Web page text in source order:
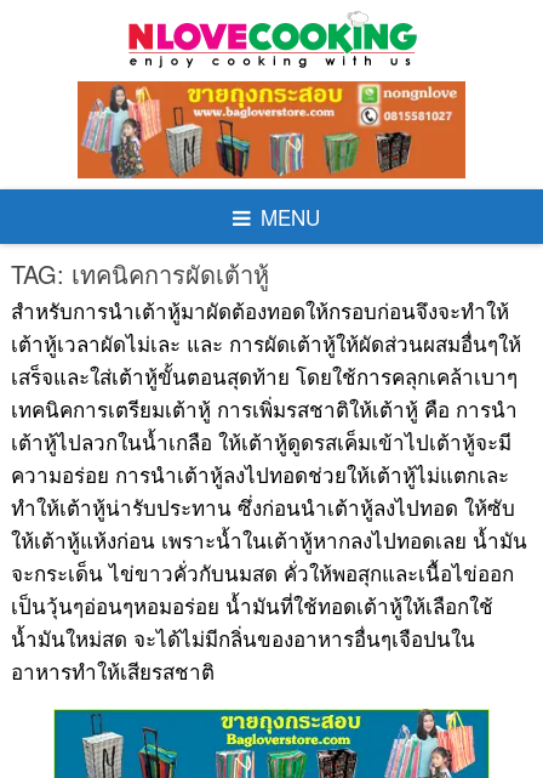
MENU
TAG: เทคนิคการผัดเต้าหู้
สำหรับการนำเต้าหู้มาผัดต้องทอดให้กรอบก่อนจึงจะทำให้
เต้าหู้เวลาผัดไม่เละ และ การผัดเต้าหู้ให้ผัดส่วนผสมอื่นๆให้
เสร็จและใส่เต้าหู้ขั้นตอนสุดท้าย โดยใช้การคลุกเคล้าเบาๆ
เทคนิคการเตรียมเต้าหู้ การเพิ่มรสชาติให้เต้าหู้ คือ การนำ
เต้าหู้ไปลวกในน้ำเกลือ ให้เต้าหู้ดูดรสเค็มเข้าไปเต้าหู้จะมี
ความอร่อย การนำเต้าหู้ลงไปทอดช่วยให้เต้าหู้ไม่แตกเละ
ทำให้เต้าหู้น่ารับประทาน ซึ่งก่อนนำเต้าหู้ลงไปทอด ให้ซับ
ให้เต้าหู้แห้งก่อน เพราะน้ำในเต้าหู้หากลงไปทอดเลย น้ำมัน
จะกระเด็น ไข่ขาวคั่วกับนมสด คั่วให้พอสุกและเนื้อไข่ออก
เป็นวุ้นๆอ่อนๆหอมอร่อย น้ำมันที่ใช้ทอดเต้าหู้ให้เลือกใช้
น้ำมันใหม่สด จะได้ไม่มีกลิ่นของอาหารอื่นๆเจือปนใน
อาหารทำให้เสียรสชาติ